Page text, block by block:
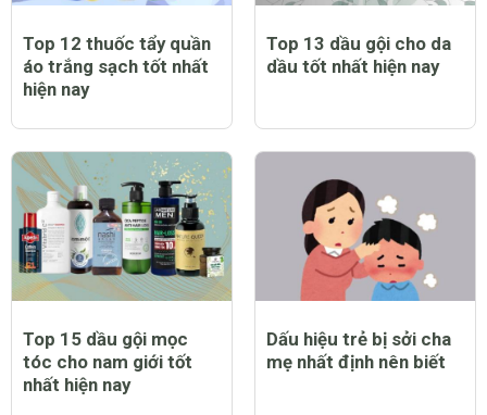
Top 12 thuốc tẩy quần
áo trắng sạch tốt nhất
hiện nay
Top 13 dầu gội cho da
dầu tốt nhất hiện nay
Top 15 dầu gội mọc
tóc cho nam giới tốt
nhất hiện nay
Dấu hiệu trẻ bị sởi cha
mẹ nhất định nên biết